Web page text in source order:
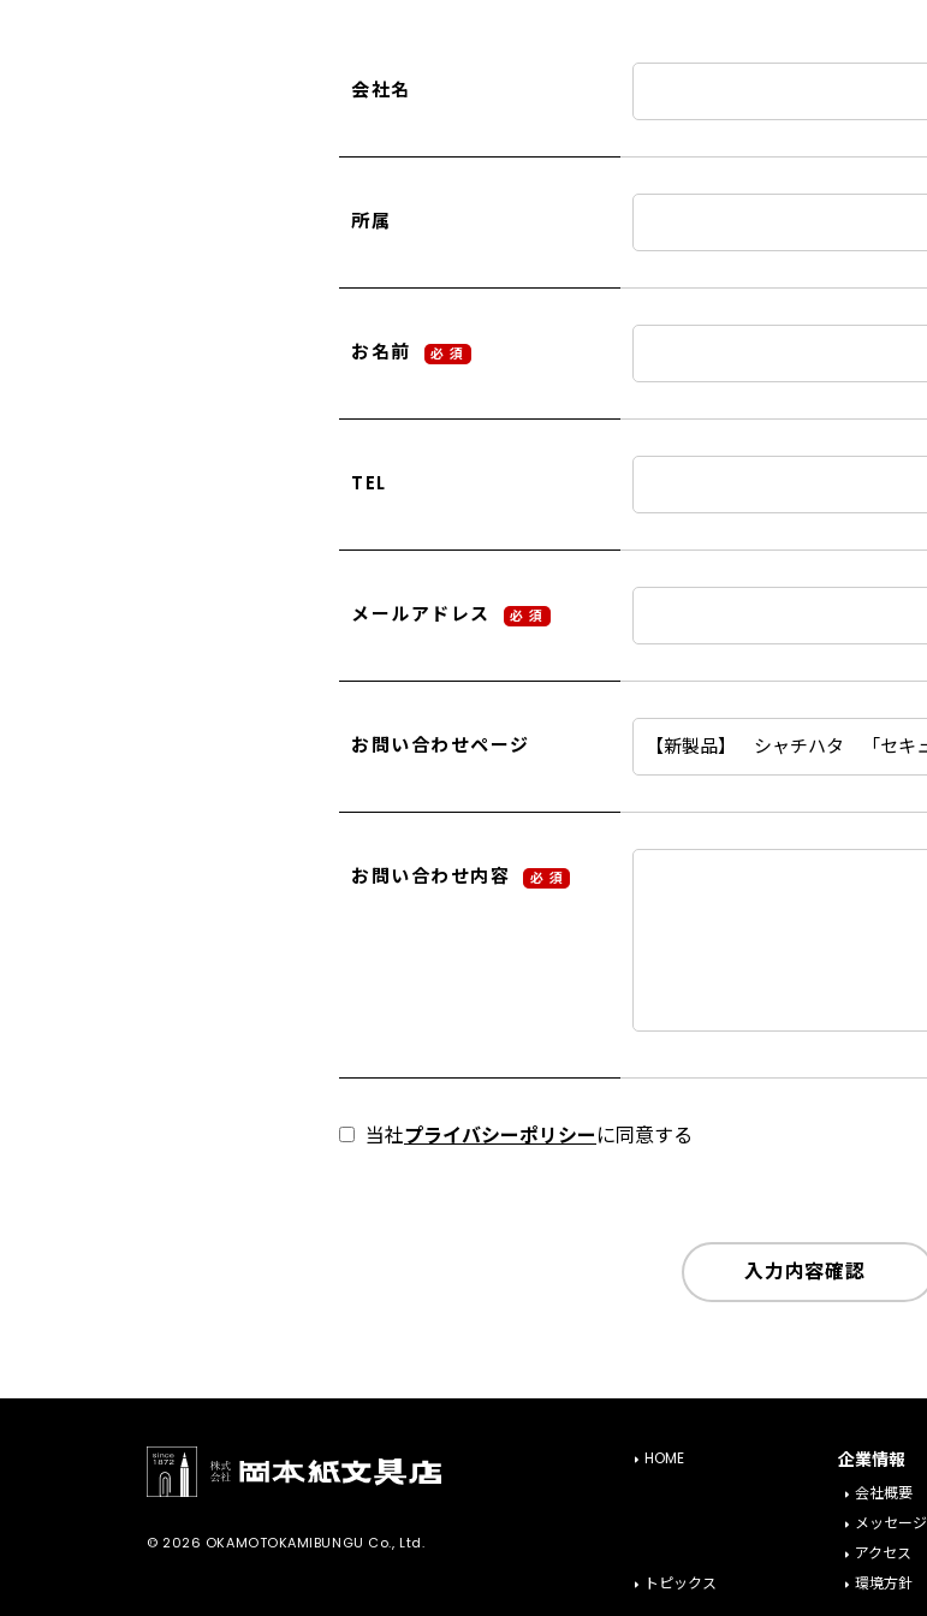
会社名
所属
お名前 必 須
TEL
メールアドレス 必 須
お問い合わせページ
お問い合わせ内容 必 須
当社プライバシーポリシーに同意する
入力内容確認
© 2026 OKAMOTOKAMIBUNGU Co., Ltd.
HOME
トピックス
企業情報
会社概要
メッセージ
アクセス
環境方針